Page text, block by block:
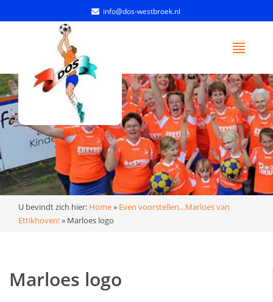
info@dos-westbroek.nl
U bevindt zich hier: Home» Even voorstellen…Marloes van
Ettikhoven!» Marloes logo
Marloes logo